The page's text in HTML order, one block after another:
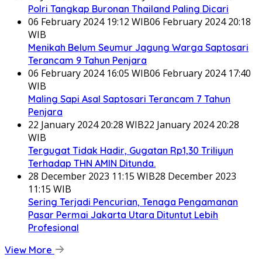
Polri Tangkap Buronan Thailand Paling Dicari
06 February 2024 19:12 WIB06 February 2024 20:18
WIB
Menikah Belum Seumur Jagung Warga Saptosari
Terancam 9 Tahun Penjara
06 February 2024 16:05 WIB06 February 2024 17:40
WIB
Maling Sapi Asal Saptosari Terancam 7 Tahun
Penjara
22 January 2024 20:28 WIB22 January 2024 20:28
WIB
Tergugat Tidak Hadir, Gugatan Rp1,30 Triliyun
Terhadap THN AMIN Ditunda.
28 December 2023 11:15 WIB28 December 2023
11:15 WIB
Sering Terjadi Pencurian, Tenaga Pengamanan
Pasar Permai Jakarta Utara Dituntut Lebih
Profesional
View More